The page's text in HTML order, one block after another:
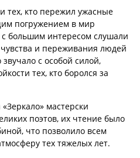
тех, кто пережил ужасные
погружением в мир
с большим интересом слушали
и переживания людей
с особой силой,
тех, кто боролся за
мастерски
поэтов, их чтение было
что позволило всем
тех тяжелых лет.